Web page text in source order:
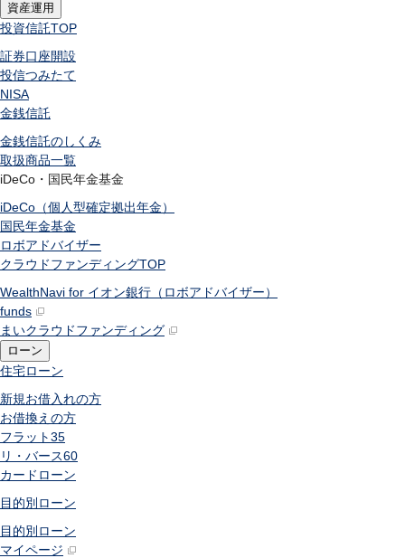
資産運用
投資信託TOP
証券口座開設
投信つみたて
NISA
金銭信託
金銭信託のしくみ
取扱商品一覧
iDeCo・国民年金基金
iDeCo（個人型確定拠出年金）
国民年金基金
ロボアドバイザー
クラウドファンディングTOP
WealthNavi for イオン銀行（ロボアドバイザー）
funds
まいクラウドファンディング
ローン
住宅ローン
新規お借入れの方
お借換えの方
フラット35
リ・バース60
カードローン
目的別ローン
目的別ローン
マイページ